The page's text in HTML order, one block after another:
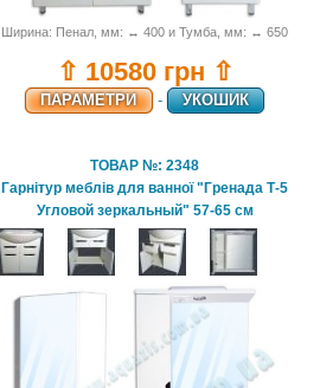
Ширина: Пенал, мм: ↔ 400 и Тумба, мм: ↔ 650
⇧ 10580 грн ⇧
ПАРАМЕТРИ - УКОШИК
ТОВАР №: 2348
Гарнітур меблів для ванної "Гренада Т-5
Угловой зеркальный" 57-65 см